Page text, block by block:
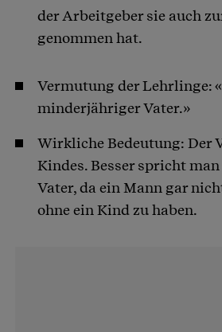
der Arbeitgeber sie auch
genommen hat.
Vermutung der Lehrlinge:
minderjähriger Vater.»
Wirkliche Bedeutung: Der
Kindes. Besser spricht
Vater, da ein Mann gar
ohne ein Kind zu haben.